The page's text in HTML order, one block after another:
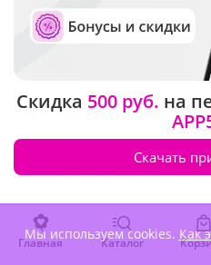
5(1895)
Подарочный набор "Аромат
Прованса с конфетами и
7 470 ₽
Главная Каталог
Скидка 500 руб. на
Скачать
Мы используем cookies. Как